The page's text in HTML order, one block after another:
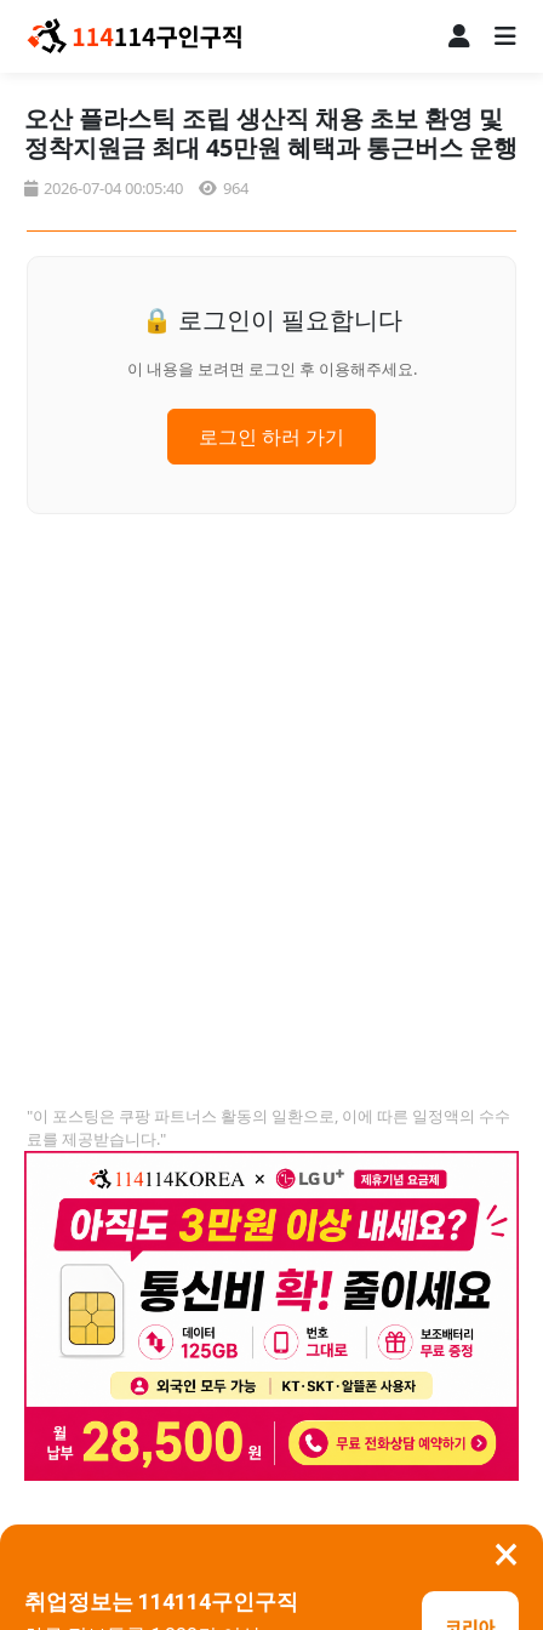
×
취업정보는 114114구인구직
오산 플라스틱 조립 생산직 채용 초보 환영 및
정착지원금 최대 45만원 혜택과 통근버스 운행
2026-07-04 00:05:40 964
🔒 로그인이 필요합니다
이 내용을 보려면 로그인 후 이용해주세요.
로그인 하러 가기
"이 포스팅은 쿠팡 파트너스 활동의 일환으로, 이에 따른 일정액의 수수
료를 제공받습니다."